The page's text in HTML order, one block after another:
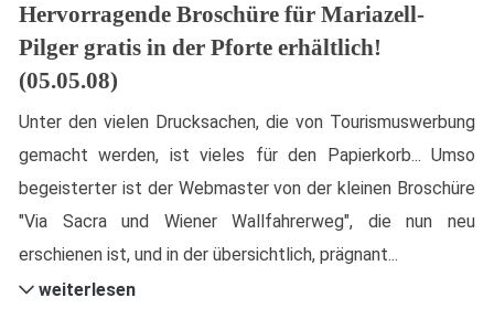
Hervorragende Broschüre für Mariazell-
Pilger gratis in der Pforte erhältlich!
(05.05.08)
Unter den vielen Drucksachen, die von Tourismuswerbung
gemacht werden, ist vieles für den Papierkorb... Umso
begeisterter ist der Webmaster von der kleinen Broschüre
"Via Sacra und Wiener Wallfahrerweg", die nun neu
erschienen ist, und in der übersichtlich, prägnant...
weiterlesen